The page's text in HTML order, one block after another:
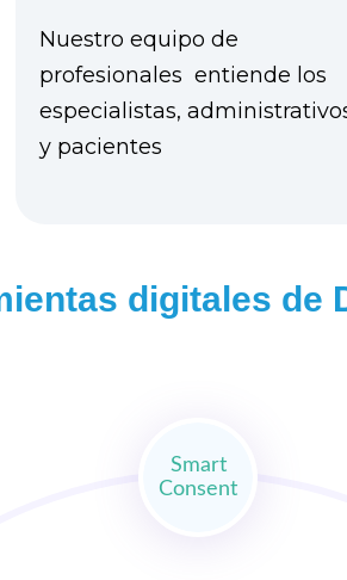
Nuestro equipo de
profesionales entiende los
especialistas,
y pacientes
digitales de
Smart
Consent